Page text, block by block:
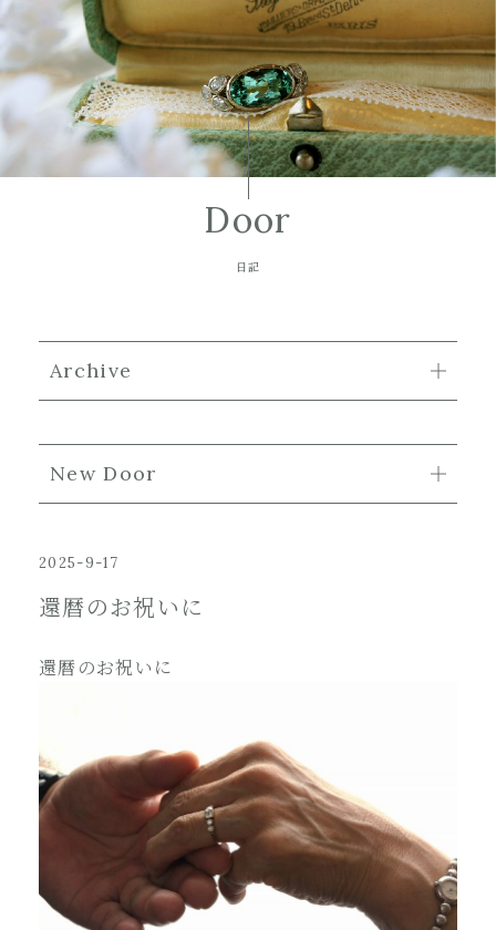
Door
日記
Archive
New Door
2025-9-17
還暦のお祝いに
還暦のお祝いに